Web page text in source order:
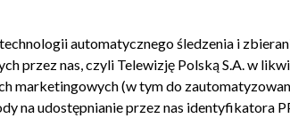
Moje zgody Pomoc Biuro
automatycznego śledzenia i
przez nas, czyli Telewizję Polską S.A. w
marketingowych (w tym do
na udostępnianie przez nas identyfikatora